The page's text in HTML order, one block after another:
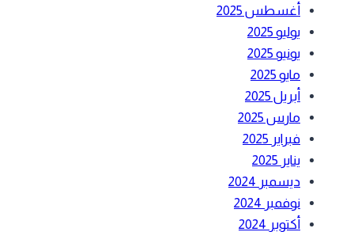
أغسطس 2025
يوليو 2025
يونيو 2025
مايو 2025
أبريل 2025
مارس 2025
فبراير 2025
يناير 2025
ديسمبر 2024
نوفمبر 2024
أكتوبر 2024